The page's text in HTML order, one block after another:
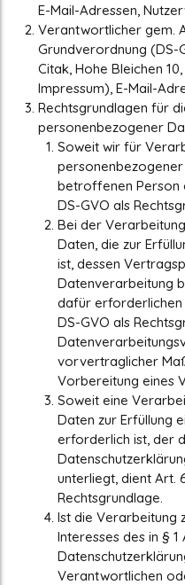
E-Mail-Adressen,
Verantwortlicher gem.
Grundverordnung (DS-
Citak, Hohe Bleichen
Impressum), E-Mail-
Rechtsgrundlagen für
personenbezogener
Soweit wir für
personenbezogener
betroffenen Person
DS-GVO als
Bei der
Daten, die zur
ist, dessen
Datenverarbeitung
dafür erforderlichen
DS-GVO als
vorvertraglicher
Vorbereitung eines
Soweit eine
Daten zur Erfüllung
erforderlich ist, der
unterliegt, dient Art.
Rechtsgrundlage.
Ist die Verarbeitung
Interesses des in § 1
Verantwortlichen